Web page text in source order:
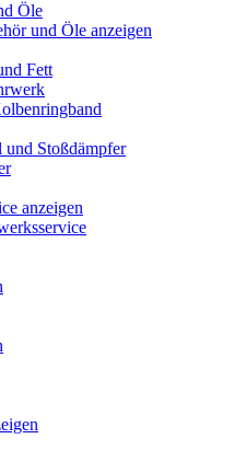
Öle
und Öle anzeigen
Fett
und Stoßdämpfer
anzeigen